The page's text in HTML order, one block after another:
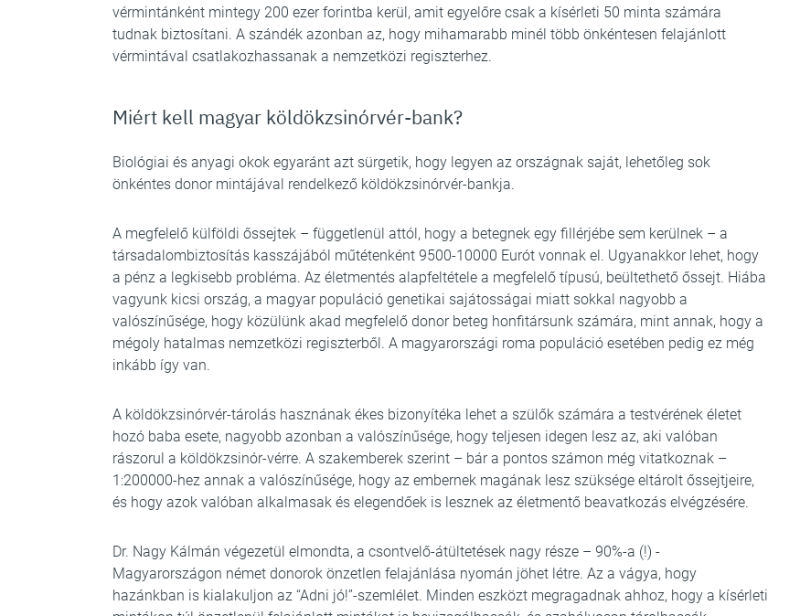
vérmintánként mintegy 200 ezer forintba kerül, amit egyelőre csak a kísérleti 50 minta számára
tudnak biztosítani. A szándék azonban az, hogy mihamarabb minél több önkéntesen felajánlott
vérmintával csatlakozhassanak a nemzetközi regiszterhez.
Miért kell magyar köldökzsinórvér-bank?
Biológiai és anyagi okok egyaránt azt sürgetik, hogy legyen az országnak saját, lehetőleg sok
önkéntes donor mintájával rendelkező köldökzsinórvér-bankja.
A megfelelő külföldi őssejtek – függetlenül attól, hogy a betegnek egy fillérjébe sem kerülnek – a
társadalombiztosítás kasszájából műtétenként 9500-10000 Eurót vonnak el. Ugyanakkor lehet, hogy
a pénz a legkisebb probléma. Az életmentés alapfeltétele a megfelelő típusú, beültethető őssejt. Hiába
vagyunk kicsi ország, a magyar populáció genetikai sajátosságai miatt sokkal nagyobb a
valószínűsége, hogy közülünk akad megfelelő donor beteg honfitársunk számára, mint annak, hogy a
mégoly hatalmas nemzetközi regiszterből. A magyarországi roma populáció esetében pedig ez még
inkább így van.
A köldökzsinórvér-tárolás hasznának ékes bizonyítéka lehet a szülők számára a testvérének életet
hozó baba esete, nagyobb azonban a valószínűsége, hogy teljesen idegen lesz az, aki valóban
rászorul a köldökzsinór-vérre. A szakemberek szerint – bár a pontos számon még vitatkoznak –
1:200000-hez annak a valószínűsége, hogy az embernek magának lesz szüksége eltárolt őssejtjeire,
és hogy azok valóban alkalmasak és elegendőek is lesznek az életmentő beavatkozás elvégzésére.
Dr. Nagy Kálmán végezetül elmondta, a csontvelő-átültetések nagy része – 90%-a (!) -
Magyarországon német donorok önzetlen felajánlása nyomán jöhet létre. Az a vágya, hogy
hazánkban is kialakuljon az “Adni jó!”-szemlélet. Minden eszközt megragadnak ahhoz, hogy a kísérleti